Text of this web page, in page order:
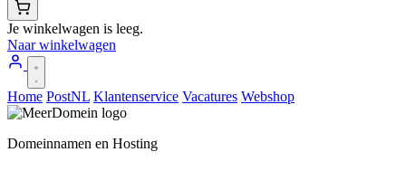
Je winkelwagen is leeg.
Naar winkelwagen
Home PostNL Klantenservice Vacatures Webshop
Domeinnamen en Hosting